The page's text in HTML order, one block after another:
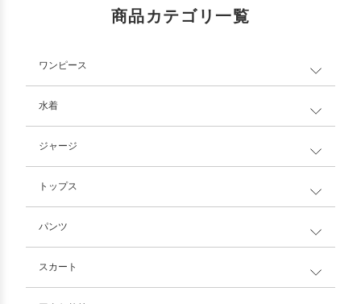
商品カテゴリ一覧
ワンピース
水着
ジャージ
トップス
パンツ
スカート